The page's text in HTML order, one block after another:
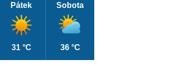
Pátek
31 °C
Sobota
36 °C